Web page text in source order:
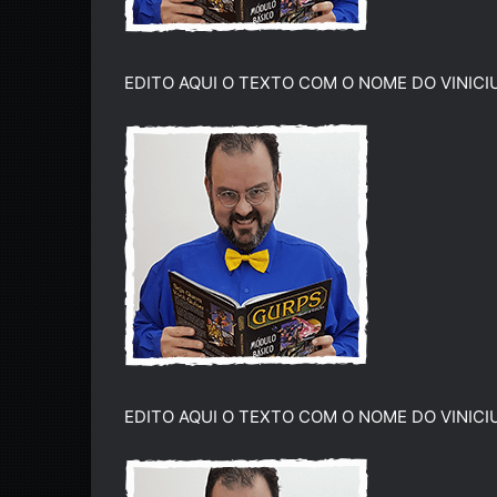
EDITO AQUI O TEXTO COM O NOME DO
EDITO AQUI O TEXTO COM O NOME DO